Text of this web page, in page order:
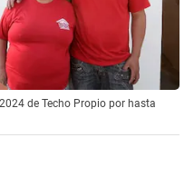
de Techo Propio por hasta